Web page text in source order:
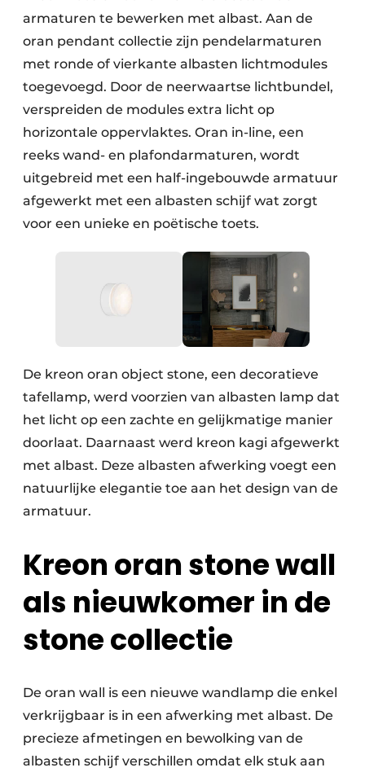
armaturen te bewerken met albast. Aan de
oran pendant collectie zijn pendelarmaturen
met ronde of vierkante albasten lichtmodules
toegevoegd. Door de neerwaartse lichtbundel,
verspreiden de modules extra licht op
horizontale oppervlaktes. Oran in-line, een
reeks wand- en plafondarmaturen, wordt
uitgebreid met een half-ingebouwde armatuur
afgewerkt met een albasten schijf wat zorgt
voor een unieke en poëtische toets.
De kreon oran object stone, een decoratieve
tafellamp, werd voorzien van albasten lamp dat
het licht op een zachte en gelijkmatige manier
doorlaat. Daarnaast werd kreon kagi afgewerkt
met albast. Deze albasten afwerking voegt een
natuurlijke elegantie toe aan het design van de
armatuur.
Kreon oran stone wall
als nieuwkomer in de
stone collectie
De oran wall is een nieuwe wandlamp die enkel
verkrijgbaar is in een afwerking met albast. De
precieze afmetingen en bewolking van de
albasten schijf verschillen omdat elk stuk aan